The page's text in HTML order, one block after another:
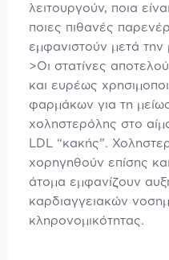
λειτουργούν, ποια
ποιες πιθανές
εμφανιστούν μετά
>Οι στατίνες
και ευρέως
φαρμάκων για τη
χοληστερόλης στο
LDL “κακής”.
χορηγηθούν επίσης
άτομα εμφανίζουν
καρδιαγγειακών
κληρονομικότητας.